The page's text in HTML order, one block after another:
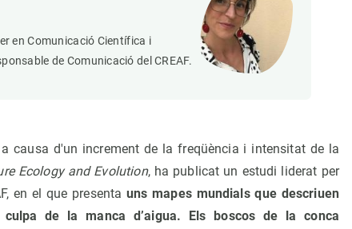
en Comunicació Científica i
de Comunicació del CREAF.
causa d'un increment de la freqüència i intensitat de la
Ecology and Evolution, ha publicat un estudi liderat per
en el que presenta uns mapes mundials que descriuen
de la manca d’aigua.
Els boscos de la conca